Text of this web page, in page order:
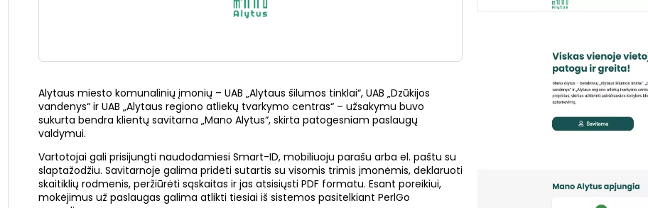
Alytaus miesto komunalinių įmonių – UAB „Alytaus šilumos tinklai“, UAB „Dzūkijos
vandenys“ ir UAB „Alytaus regiono atliekų tvarkymo centras“ – užsakymu buvo
sukurta bendra klientų savitarna „Mano Alytus“, skirta patogesniam paslaugų
valdymui.
Vartotojai gali prisijungti naudodamiesi Smart-ID, mobiliuoju parašu arba el. paštu su
slaptažodžiu. Savitarnoje galima pridėti sutartis su visomis trimis įmonėmis, deklaruoti
skaitiklių rodmenis, peržiūrėti sąskaitas ir jas atsisiųsti PDF formatu. Esant poreikiui,
mokėjimus už paslaugas galima atlikti tiesiai iš sistemos pasitelkiant PerlGo